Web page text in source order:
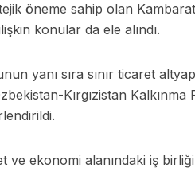
öneme sahip olan
konular da ele alındı.
yanı sıra sınır ticaret
Kırgızistan
ve ekonomi alanındaki iş